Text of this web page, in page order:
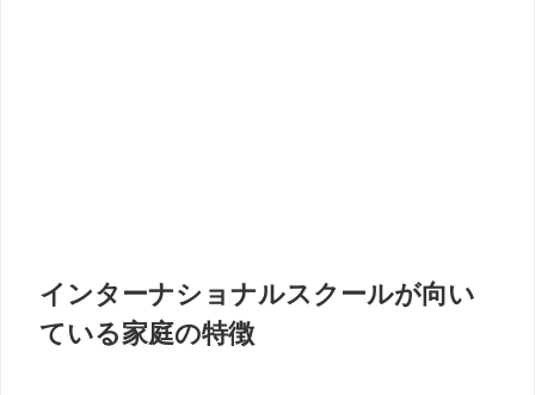
インターナショナルスクールが向い
ている家庭の特徴